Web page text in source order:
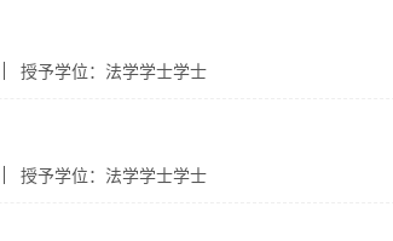
授予学位：法学学士学士
授予学位：法学学士学士